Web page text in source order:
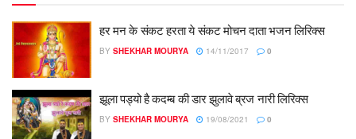
हर मन के संकट हरता ये संकट मोचन दाता भजन लिरिक्स
BY SHEKHAR MOURYA 14/11/2017 0
झूला पड्यो है कदम्ब की डार झुलावे ब्रज नारी लिरिक्स
BY SHEKHAR MOURYA 19/08/2021 0